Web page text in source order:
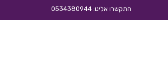
התקשרו אלינו: 0534380944